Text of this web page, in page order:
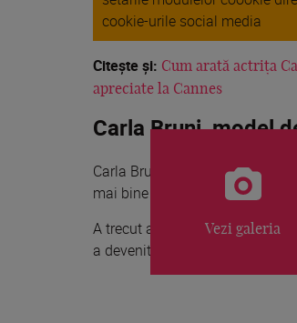
cookie-urile social media
Citește și: Cum arată actrița
apreciate la Cannes
Carla Bruni, model
Carla Bruni și-a început
mai bine plătite 20 de modele
A trecut apoi la muzică și la
a devenit, în 2008, soția lui
Vezi galeria